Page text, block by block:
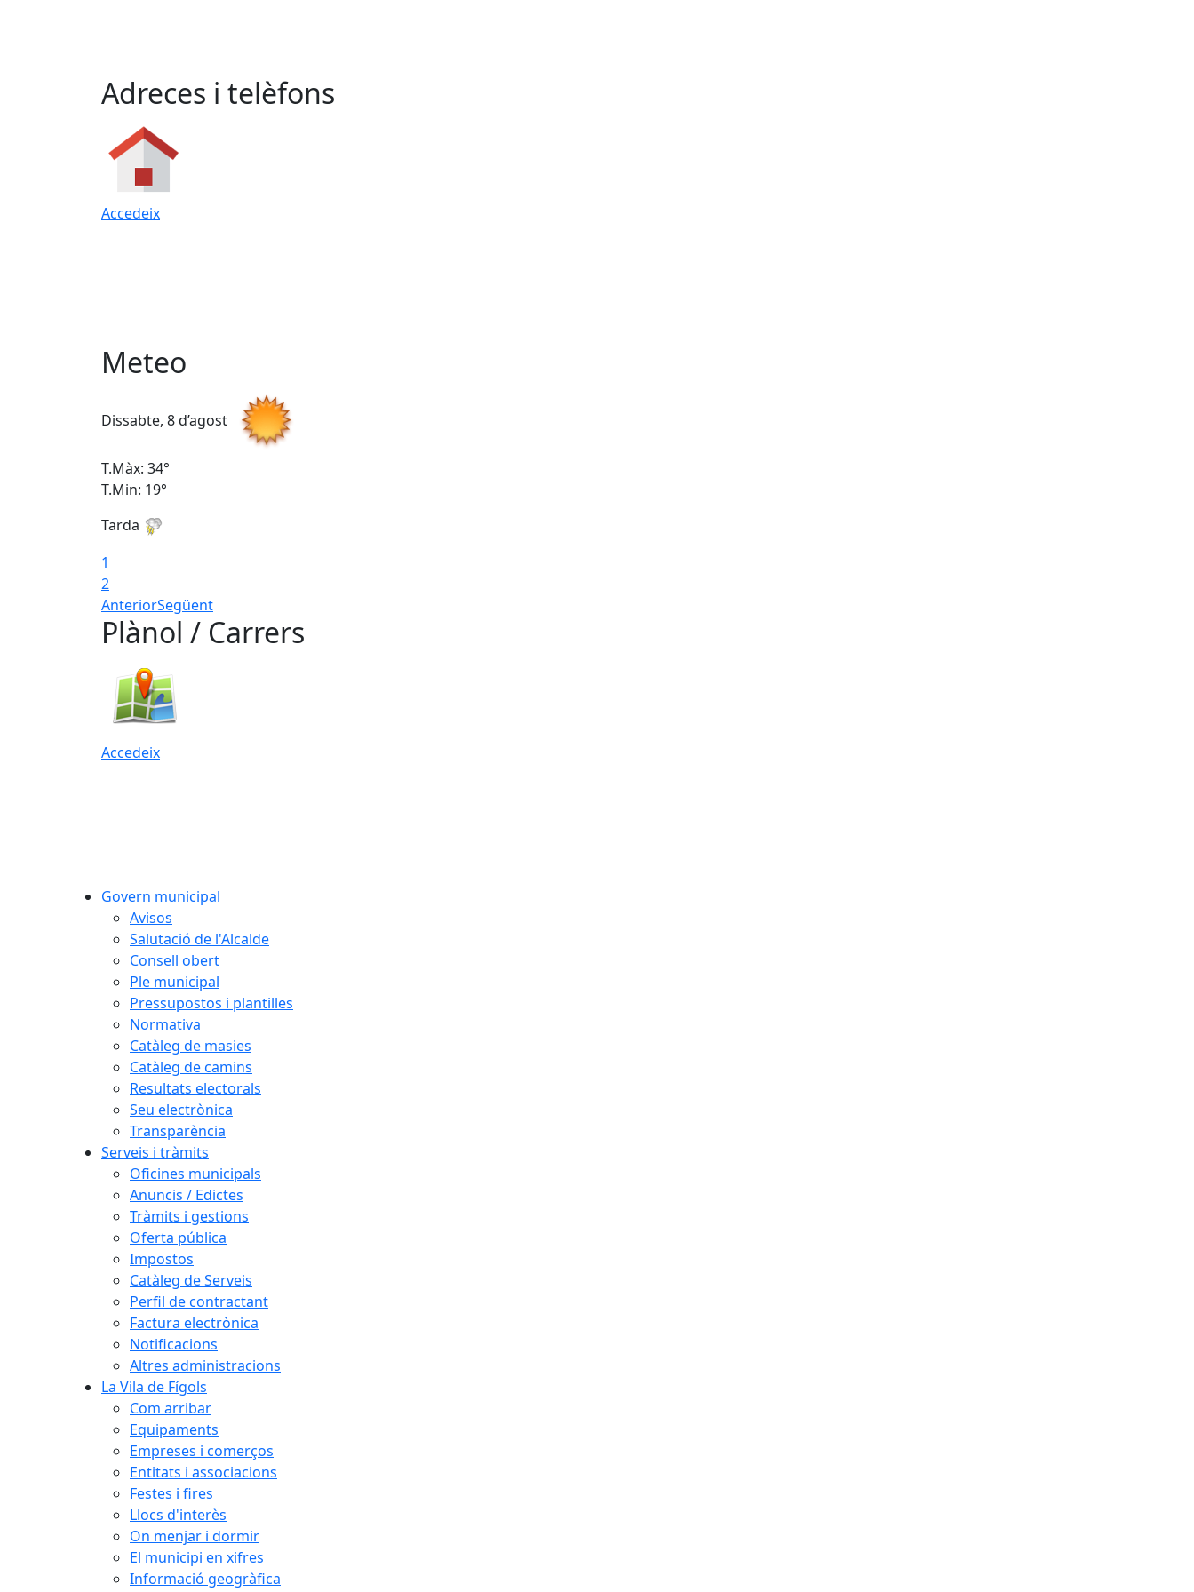
Adreces i telèfons
Accedeix
Meteo
Dissabte, 8 d’agost
T.Màx: 34°
T.Min: 19°
Tarda
1
2
AnteriorSegüent
Plànol / Carrers
Accedeix
Govern municipal
Avisos
Salutació de l'Alcalde
Consell obert
Ple municipal
Pressupostos i plantilles
Normativa
Catàleg de masies
Catàleg de camins
Resultats electorals
Seu electrònica
Transparència
Serveis i tràmits
Oficines municipals
Anuncis / Edictes
Tràmits i gestions
Oferta pública
Impostos
Catàleg de Serveis
Perfil de contractant
Factura electrònica
Notificacions
Altres administracions
La Vila de Fígols
Com arribar
Equipaments
Empreses i comerços
Entitats i associacions
Festes i fires
Llocs d'interès
On menjar i dormir
El municipi en xifres
Informació geogràfica